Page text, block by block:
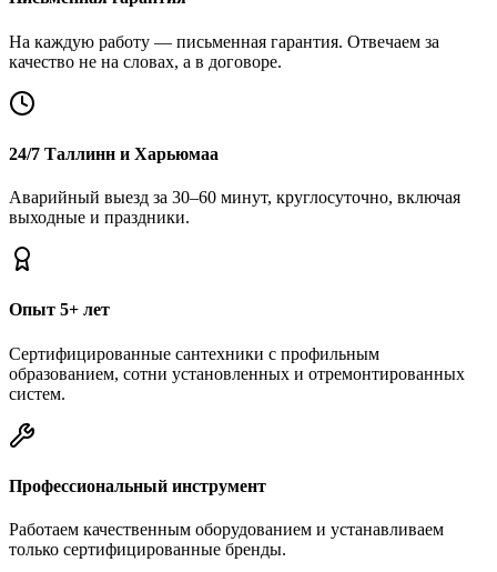
На каждую работу — письменная гарантия. Отвечаем за
качество не на словах, а в договоре.
24/7 Таллинн и Харьюмаа
Аварийный выезд за 30–60 минут, круглосуточно, включая
выходные и праздники.
Опыт 5+ лет
Сертифицированные сантехники с профильным
образованием, сотни установленных и отремонтированных
систем.
Профессиональный инструмент
Работаем качественным оборудованием и устанавливаем
только сертифицированные бренды.